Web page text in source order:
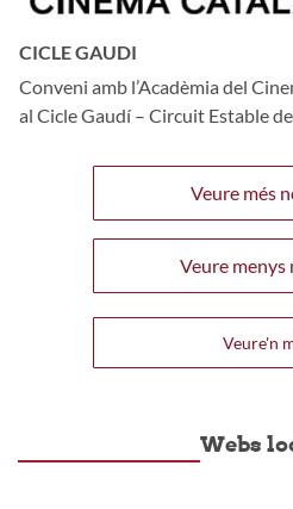
CICLE GAUDI
Conveni amb l’Acadèmia del
al Cicle Gaudí – Circuit Estable
Veure més
Veure menys
Veure'n
Webs